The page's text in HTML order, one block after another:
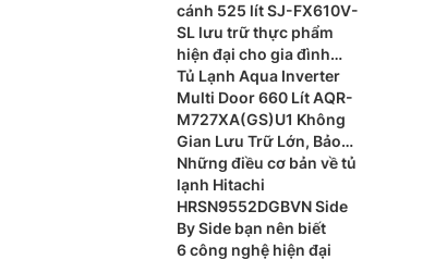
Thông Minh
cánh 525 lít SJ-FX610V-
SL lưu trữ thực phẩm
hiện đại cho gia đình
đông thành viên
Tủ Lạnh Aqua Inverter
Multi Door 660 Lít AQR-
M727XA(GS)U1 Không
Gian Lưu Trữ Lớn, Bảo
Quản Thực Phẩm Tối Ưu
Những điều cơ bản về tủ
lạnh Hitachi
HRSN9552DGBVN Side
By Side bạn nên biết
6 công nghệ hiện đại